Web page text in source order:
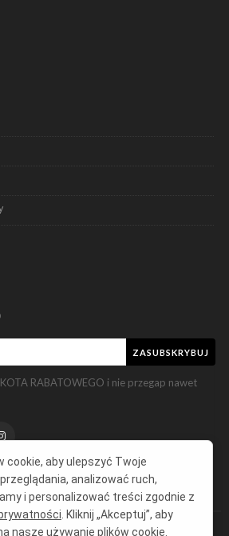
ZASUBSKRYBUJ
RABATOWEGO i nie przegap nawet
cookie, aby ulepszyć Twoje
analizować ruch,
i personalizować treści zgodnie z
. Kliknij „Akceptuj”, aby
nasze używanie plików cookie.